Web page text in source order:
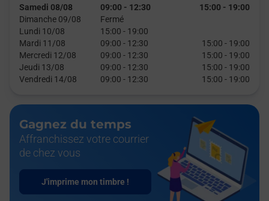
Samedi 08/08 09:00 - 12:30 15:00 - 19:00
Dimanche 09/08
Fermé
Lundi 10/08
15:00 - 19:00
Mardi 11/08
09:00 - 12:30 15:00 - 19:00
Mercredi 12/08
09:00 - 12:30 15:00 - 19:00
Jeudi 13/08
09:00 - 12:30 15:00 - 19:00
Vendredi 14/08
09:00 - 12:30 15:00 - 19:00
Gagnez du temps
Affranchissez votre courrier
de chez vous
J'imprime mon timbre !